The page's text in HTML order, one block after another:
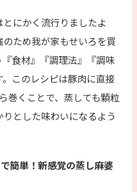
とにかく流行りましたよ
ため我が家もせいろを買
食材』『調理法』『調味
このレシピは豚肉に直接
巻くことで、蒸しても顆粒
とした味わいになるよう
単！新感覚の蒸し麻婆